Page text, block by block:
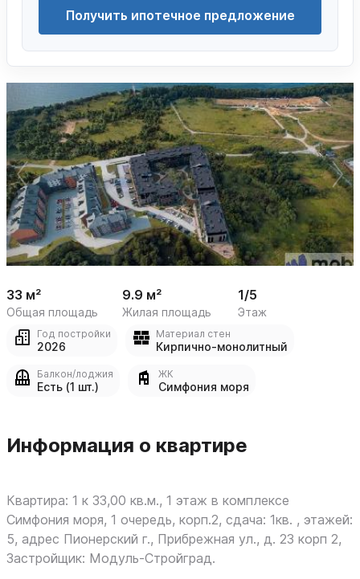
Получить ипотечное предложение
1
/
8
33 м²
Общая площадь
9.9 м²
Жилая площадь
1/5
Этаж
Год постройки
2026
Материал стен
Кирпично-монолитный
Балкон/лоджия
Есть (1 шт.)
ЖК
Симфония моря
Информация о квартире
Квартира: 1 к 33,00 кв.м., 1 этаж в комплексе
Симфония моря, 1 очередь, корп.2, сдача: 1кв. , этажей:
5, адрес Пионерский г., Прибрежная ул., д. 23 корп 2,
Застройщик: Модуль-Стройград.